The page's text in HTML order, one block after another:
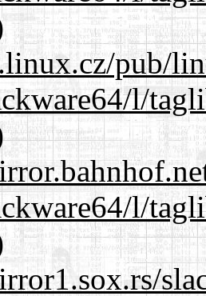
pub/
l/
l/